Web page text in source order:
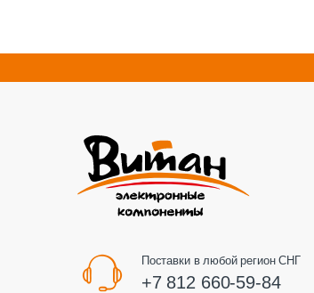
Поставки в любой регион СНГ
+7 812 660-59-84